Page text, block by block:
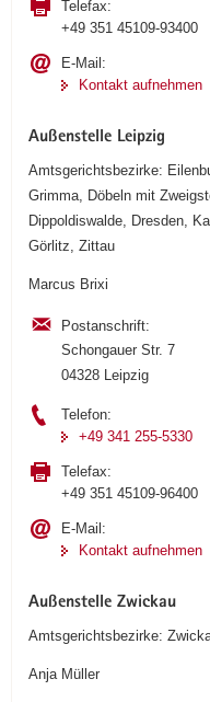
Telefax:
+49 351 45109-93400
E-Mail:
Kontakt aufnehmen
Außenstelle Leipzig
Amtsgerichtsbezirke:
Grimma, Döbeln mit
Dippoldiswalde, Dresden,
Görlitz, Zittau
Marcus Brixi
Postanschrift:
Schongauer Str. 7
04328 Leipzig
Telefon:
+49 341 255-5330
Telefax:
+49 351 45109-96400
E-Mail:
Kontakt aufnehmen
Außenstelle Zwickau
Amtsgerichtsbezirke:
Anja Müller